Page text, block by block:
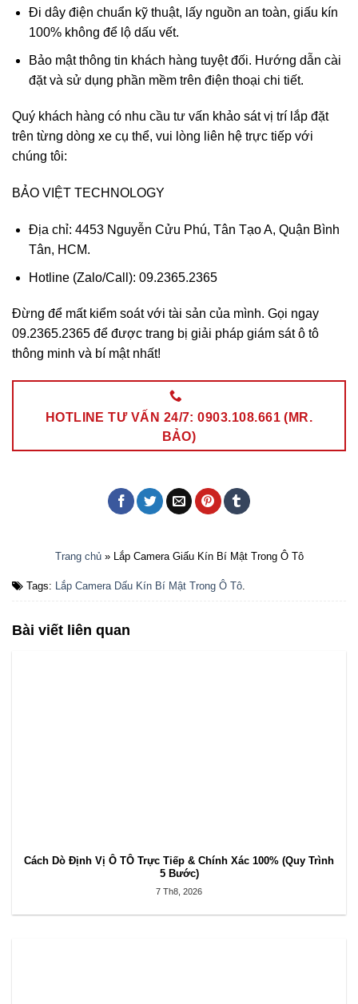
Đi dây điện chuẩn kỹ thuật, lấy nguồn an toàn, giấu kín
100% không để lộ dấu vết.
Bảo mật thông tin khách hàng tuyệt đối. Hướng dẫn cài
đặt và sử dụng phần mềm trên điện thoại chi tiết.
Quý khách hàng có nhu cầu tư vấn khảo sát vị trí lắp đặt
trên từng dòng xe cụ thể, vui lòng liên hệ trực tiếp với
chúng tôi:
BẢO VIỆT TECHNOLOGY
Địa chỉ: 4453 Nguyễn Cửu Phú, Tân Tạo A, Quận Bình
Tân, HCM.
Hotline (Zalo/Call): 09.2365.2365
Đừng để mất kiểm soát với tài sản của mình. Gọi ngay
09.2365.2365 để được trang bị giải pháp giám sát ô tô
thông minh và bí mật nhất!
HOTLINE TƯ VẤN 24/7: 0903.108.661 (MR.
BẢO)
Trang chủ» Lắp Camera Giấu Kín Bí Mật Trong Ô Tô
Tags: Lắp Camera Dấu Kín Bí Mật Trong Ô Tô
Bài viết liên quan
Cách Dò Định Vị Ô TÔ Trực Tiếp & Chính Xác 100% (Quy Trình
5 Bước)
7 Th8, 2026